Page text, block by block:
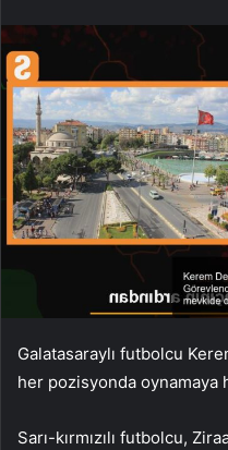
Galatasaraylı futbolcu
her pozisyonda oynamaya
Sarı-kırmızılı futbolcu,